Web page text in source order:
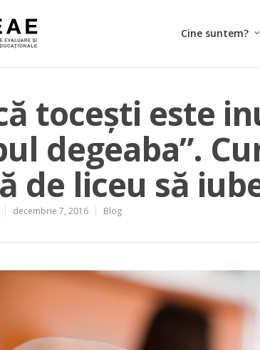
Cine suntem?
tocești este
degeaba”.
de liceu să
decembrie 7, 2016 Blog